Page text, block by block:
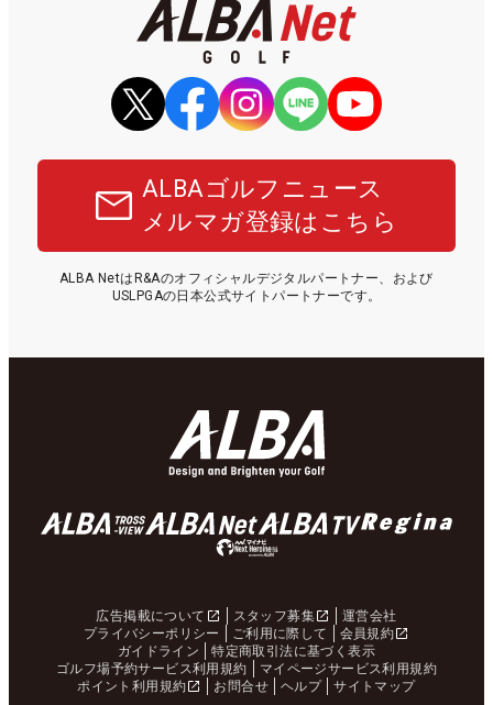
ALBAゴルフニュース
メルマガ登録はこちら
ALBA NetはR&Aのオフィシャルデジタルパートナー、および
USLPGAの日本公式サイトパートナーです。
広告掲載について スタッフ募集
運営会社
プライバシーポリシー
ご利用に際して
会員規約
ガイドライン
特定商取引法に基づく表示
ゴルフ場予約サービス利用規約
マイページサービス利用規約
ポイント利用規約
お問合せ ヘルプ サイトマップ